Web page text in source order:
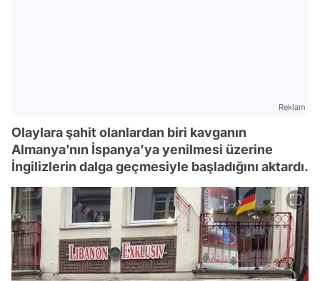
Reklam
Olaylara şahit olanlardan biri kavganın
Almanya’nın İspanya’ya yenilmesi üzerine
İngilizlerin dalga geçmesiyle başladığını aktardı.